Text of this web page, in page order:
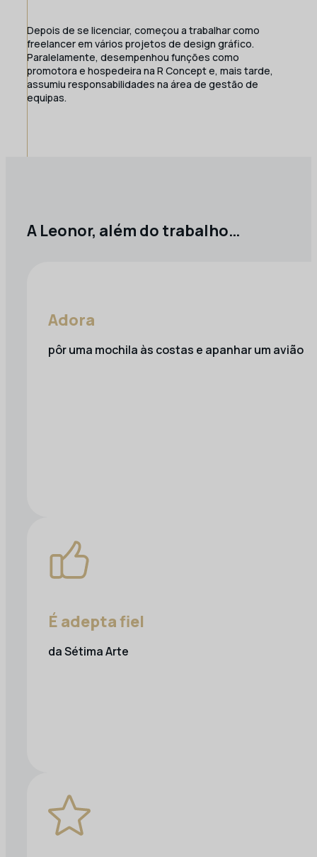
Depois de se licenciar, começou a trabalhar como
freelancer em vários projetos de design gráfico.
Paralelamente, desempenhou funções como
promotora e hospedeira na R Concept e, mais tarde,
assumiu responsabilidades na área de gestão de
equipas.
A Leonor, além do trabalho…
Adora
pôr uma mochila às costas e apanhar um avião
É adepta fiel
da Sétima Arte